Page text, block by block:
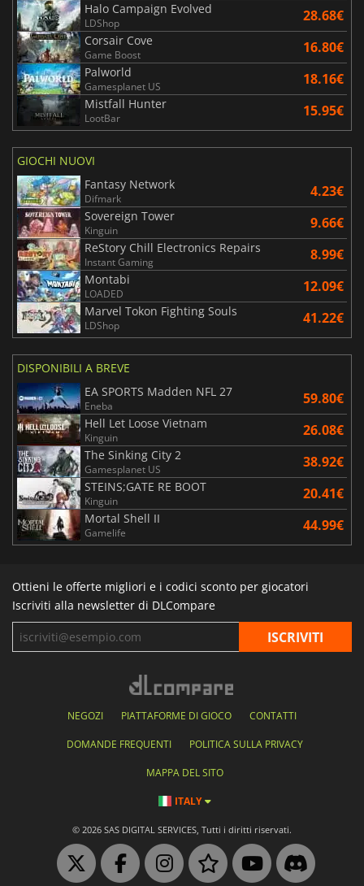
Halo Campaign Evolved
LDShop 28.68€
Corsair Cove
Game Boost 16.80€
Palworld
Gamesplanet US 18.16€
Mistfall Hunter
LootBar 15.95€
GIOCHI NUOVI
Fantasy Network
Difmark 4.23€
Sovereign Tower
Kinguin 9.66€
ReStory Chill Electronics Repairs
Instant Gaming 8.99€
Montabi
LOADED 12.09€
Marvel Tokon Fighting Souls
LDShop 41.22€
DISPONIBILI A BREVE
EA SPORTS Madden NFL 27
Eneba 59.80€
Hell Let Loose Vietnam
Kinguin 26.08€
The Sinking City 2
Gamesplanet US 38.92€
STEINS;GATE RE BOOT
Kinguin 20.41€
Mortal Shell II
Gamelife 44.99€
Ottieni le offerte migliori e i codici sconto per giocatori
Iscriviti alla newsletter di DLCompare
NEGOZI PIATTAFORME DI GIOCO CONTATTI
DOMANDE FREQUENTI POLITICA SULLA PRIVACY
MAPPA DEL SITO
ITALY
© 2026 SAS DIGITAL SERVICES, Tutti i diritti riservati.